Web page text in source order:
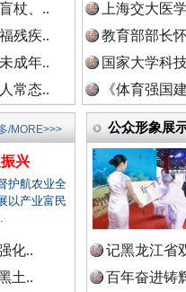
门
杖、..
残疾..
成年..
常态..
上海交大医
教育部部长
国家大学科
《体育强国
兴
护航农业全
以产业富民
化..
土..
/MORE>>> 公众形象展
记黑龙江省
百年奋进铸